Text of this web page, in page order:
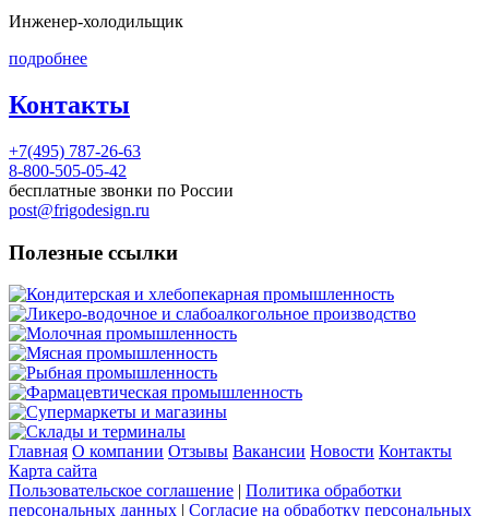
Инженер-холодильщик
подробнее
Контакты
+7(495) 787-26-63
8-800-505-05-42
бесплатные звонки по России
post@frigodesign.ru
Полезные ссылки
Кондитерская и хлебопекарная промышленность
Ликеро-водочное и слабоалкогольное производство
Молочная промышленность
Мясная промышленность
Рыбная промышленность
Фармацевтическая промышленность
Супермаркеты и магазины
Склады и терминалы
Главная О компании Отзывы Вакансии Новости Контакты
Карта сайта
Пользовательское соглашение | Политика обработки
персональных данных | Согласие на обработку персональных